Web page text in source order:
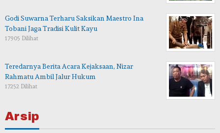
Godi Suwarna Terharu Saksikan Maestro Ina
Tobani Jaga Tradisi Kulit Kayu
17905 Dilihat
Teredarnya Berita Acara Kejaksaan, Nizar
Rahmatu Ambil Jalur Hukum
17252 Dilihat
Arsip